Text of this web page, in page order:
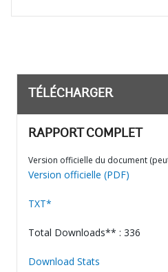
TÉLÉCHARGER
RAPPORT COMPLET
Version officielle du document
Version officielle (PDF)
TXT*
Total Downloads** : 336
Download Stats